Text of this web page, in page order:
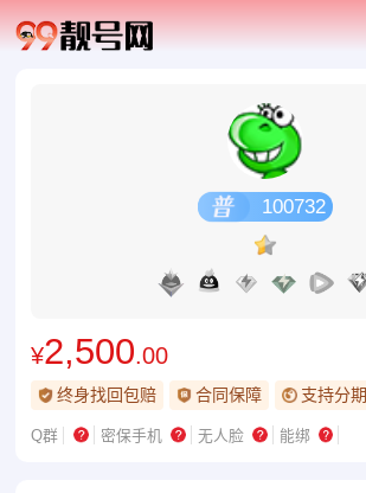
100732
¥2,500.00
终身找回包赔 合同保障 支持分期
Q群 密保手机 无人脸 能绑